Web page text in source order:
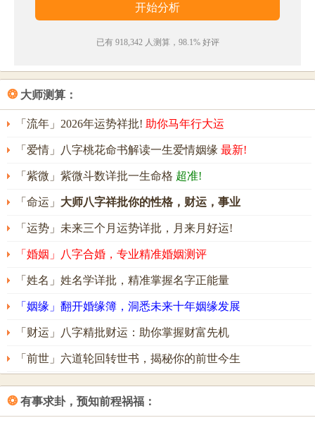
已有 918,342 人测算，98.1% 好评
❂ 大师测算：
「流年」2026年运势祥批! 助你马年行大运
「爱情」八字桃花命书解读一生爱情姻缘 最新!
「紫微」紫微斗数详批一生命格 超准!
「命运」 大师八字祥批你的性格，财运，事业
「运势」未来三个月运势详批，月来月好运!
「婚姻」八字合婚，专业精准婚姻测评
「姓名」姓名学详批，精准掌握名字正能量
「姻缘」翻开婚缘簿，洞悉未来十年姻缘发展
「财运」八字精批财运：助你掌握财富先机
「前世」六道轮回转世书，揭秘你的前世今生
❂ 有事求卦，预知前程祸福：